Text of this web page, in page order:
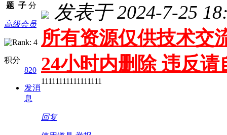
题 子 分
高级会员
积分
820
发消
息
发表于 2024-7-25
所有资源仅供技术交
24小时内删除 违反
11111111111111111
回复